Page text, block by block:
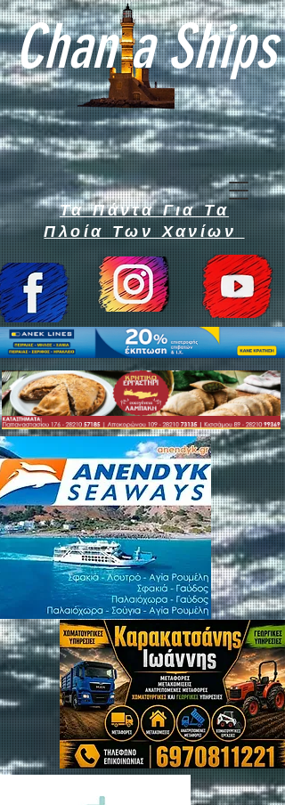
Chan a Ships
Τα Πάντα Για Τα
Πλοία Των Χανίων